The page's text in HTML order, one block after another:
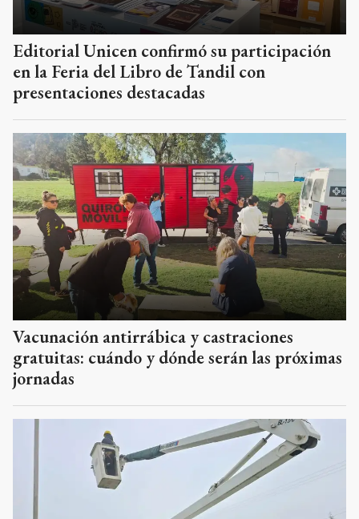
Editorial Unicen confirmó su participación
en la Feria del Libro de Tandil con
presentaciones destacadas
Vacunación antirrábica y castraciones
gratuitas: cuándo y dónde serán las próximas
jornadas